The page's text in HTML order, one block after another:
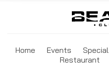
Home Events
Restaurant